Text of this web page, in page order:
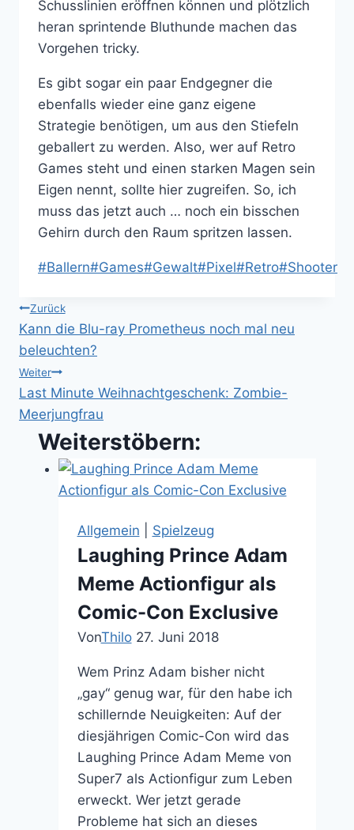
Schusslinien eröffnen können und plötzlich
heran sprintende Bluthunde machen das
Vorgehen tricky.
Es gibt sogar ein paar Endgegner die
ebenfalls wieder eine ganz eigene
Strategie benötigen, um aus den Stiefeln
geballert zu werden. Also, wer auf Retro
Games steht und einen starken Magen sein
Eigen nennt, sollte hier zugreifen. So, ich
muss das jetzt auch … noch ein bisschen
Gehirn durch den Raum spritzen lassen.
Schlagworte:
#Ballern#Games#Gewalt#Pixel#Retro#Shooter
Beitragsnavigation
Zurück
Kann die Blu-ray Prometheus noch mal neu
beleuchten?
Weiter
Last Minute Weihnachtgeschenk: Zombie-
Meerjungfrau
Weiterstöbern:
Allgemein Spielzeug
Laughing Prince Adam
Meme Actionfigur als
Comic-Con Exclusive
VonThilo 27. Juni 2018
Wem Prinz Adam bisher nicht
„gay“ genug war, für den habe ich
schillernde Neuigkeiten: Auf der
diesjährigen Comic-Con wird das
Laughing Prince Adam Meme von
Super7 als Actionfigur zum Leben
erweckt. Wer jetzt gerade
Probleme hat sich an dieses